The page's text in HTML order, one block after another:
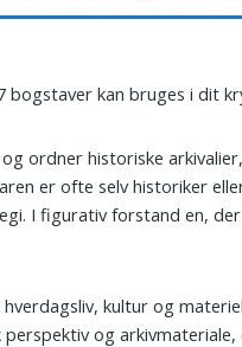
bogstaver kan bruges i dit
ordner historiske
er ofte selv historiker
I figurativ forstand en,
hverdagsliv, kultur og
og